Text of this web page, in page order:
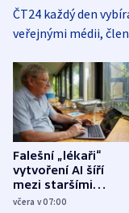
ČT24 každý den
veřejnými médii,
Falešní „lékaři“
vytvoření AI šíří
mezi staršími
Poláky nebezpečné
včera v 07:00